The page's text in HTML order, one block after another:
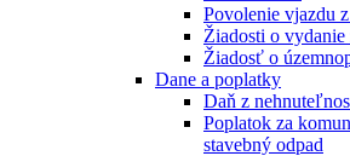
Povolenie vjazdu
Žiadosti o vydanie
Žiadosť o
Dane a poplatky
Daň z
Poplatok za
stavebný odpad